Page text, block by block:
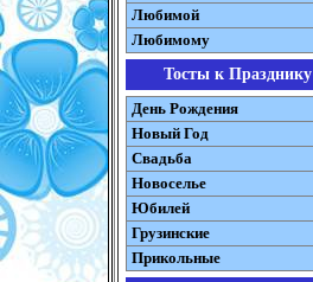
Любимой
Любимому
Тосты к Празднику
День Рождения
Новый Год
Свадьба
Новоселье
Юбилей
Грузинские
Прикольные